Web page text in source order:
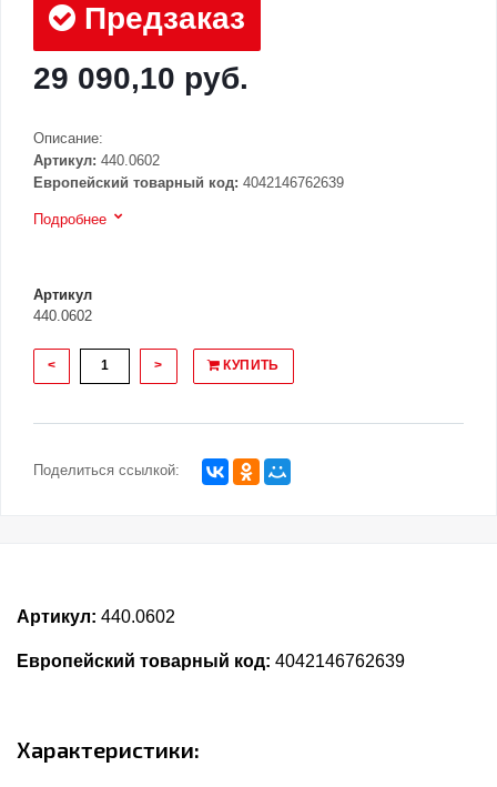
Предзаказ
29 090,10 руб.
Описание:
Артикул: 440.0602
Европейский товарный код: 4042146762639
Подробнее
Артикул
440.0602
< > КУПИТЬ
Поделиться ссылкой:
Артикул: 440.0602
Европейский товарный код: 4042146762639
Характеристики: